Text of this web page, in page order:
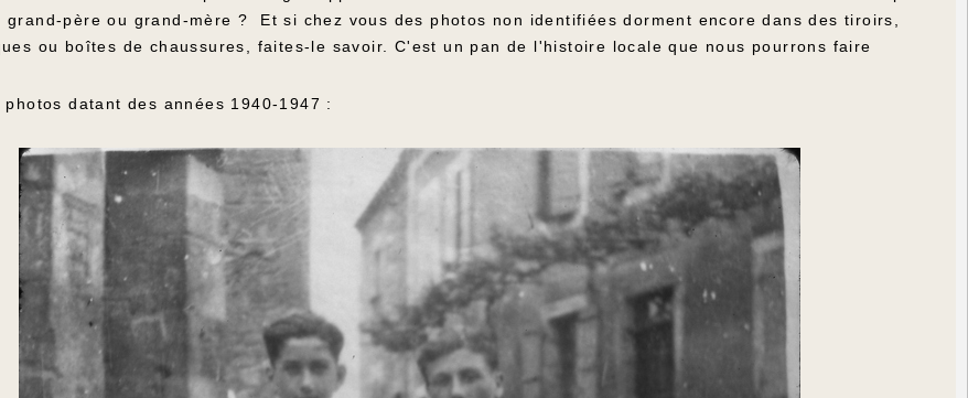
grand-père ou grand-mère ? Et si chez vous des photos non identifiées dorment encore dans des tiroirs,
ou boîtes de chaussures, faites-le savoir. C'est un pan de l'histoire locale que nous pourrons faire
datant des années 1940-1947 :